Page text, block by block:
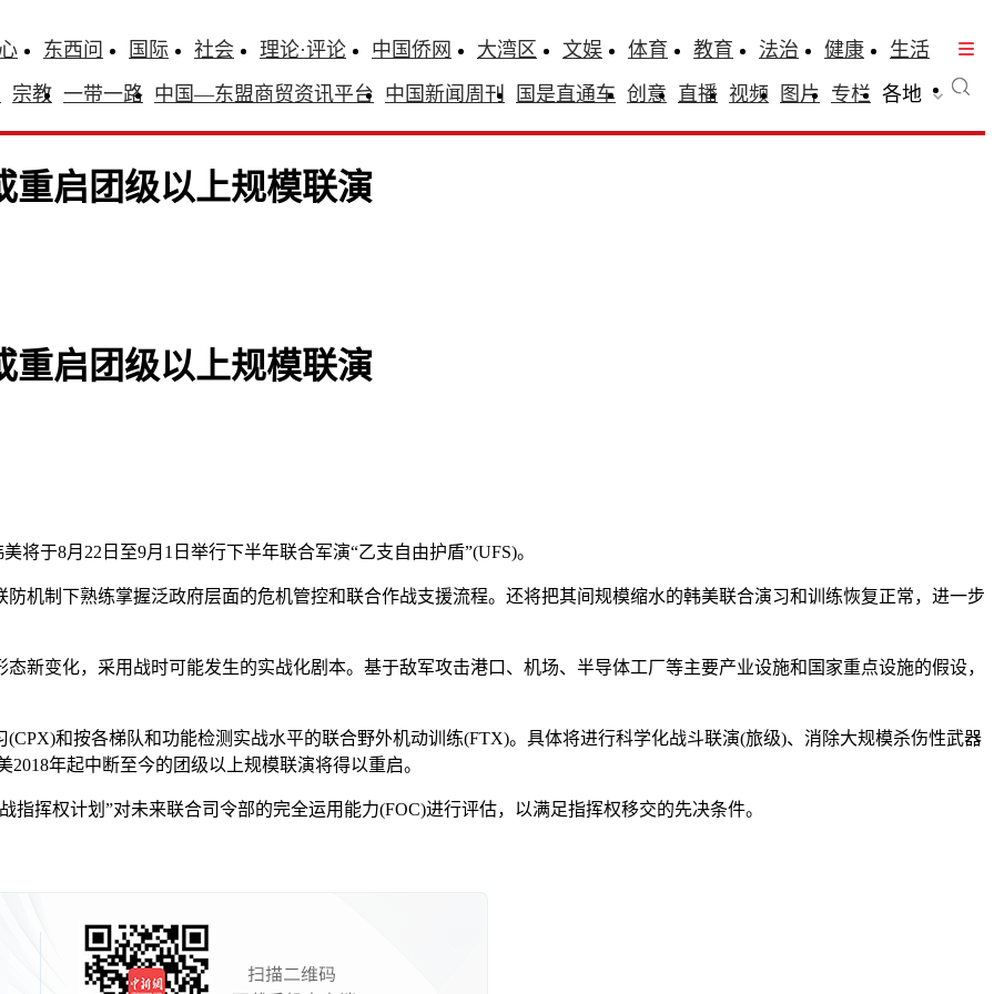
东西问 国际 社会 理论·评论 中国侨网 大湾区 文娱 体育 教育 法治 健康
生活
宗教 一带一路 中国—东盟商贸资讯平台 中国新闻周刊 国是直通车 创意 直播 视频 图片 专栏 各地
重启团级以上规模联演
重启团级以上规模联演
将于8月22日至9月1日举行下半年联合军演“乙支自由护盾”(UFS)。
制下熟练掌握泛政府层面的危机管控和联合作战支援流程。还将把其间规模缩水的韩美联合演习和训练恢复正常，进一步
变化，采用战时可能发生的实战化剧本。基于敌军攻击港口、机场、半导体工厂等主要产业设施和国家重点设施的假设，
和按各梯队和功能检测实战水平的联合野外机动训练(FTX)。具体将进行科学化战斗联演(旅级)、消除大规模杀伤性武器
年起中断至今的团级以上规模联演将得以重启。
权计划”对未来联合司令部的完全运用能力(FOC)进行评估，以满足指挥权移交的先决条件。